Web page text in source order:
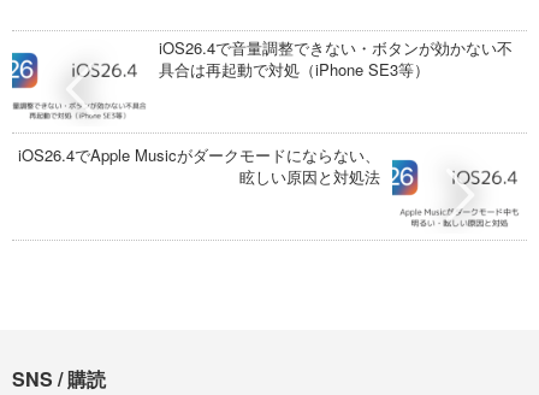
iOS26.4で音量調整できない・ボタンが効かない不
具合は再起動で対処（iPhone SE3等）
iOS26.4でApple Musicがダークモードにならない、
眩しい原因と対処法
SNS / 購読